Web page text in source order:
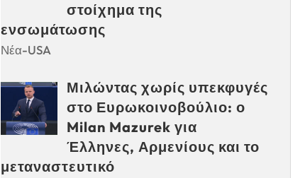
στοίχημα της
ενσωμάτωσης
Νέα-USA
Μιλώντας χωρίς υπεκφυγές
στο Ευρωκοινοβούλιο: ο
Milan Mazurek για
Έλληνες, Αρμενίους και το
μεταναστευτικό